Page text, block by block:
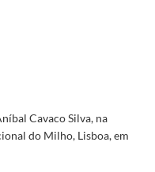
Cavaco Silva, na
do Milho, Lisboa, em